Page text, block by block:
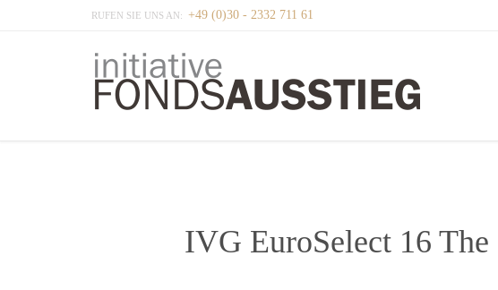
RUFEN SIE UNS AN: +49 (0)30 - 2332 711 61
IVG EuroSelect 16